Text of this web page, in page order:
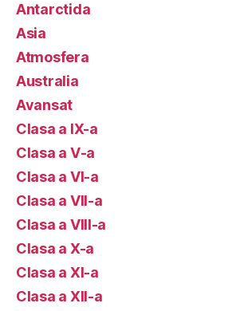
Antarctida
Asia
Atmosfera
Australia
Avansat
Clasa a IX-a
Clasa a V-a
Clasa a VI-a
Clasa a VII-a
Clasa a VIII-a
Clasa a X-a
Clasa a XI-a
Clasa a XII-a